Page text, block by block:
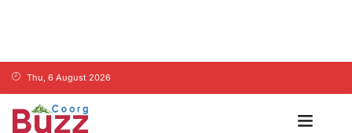
Thu, 6 August 2026